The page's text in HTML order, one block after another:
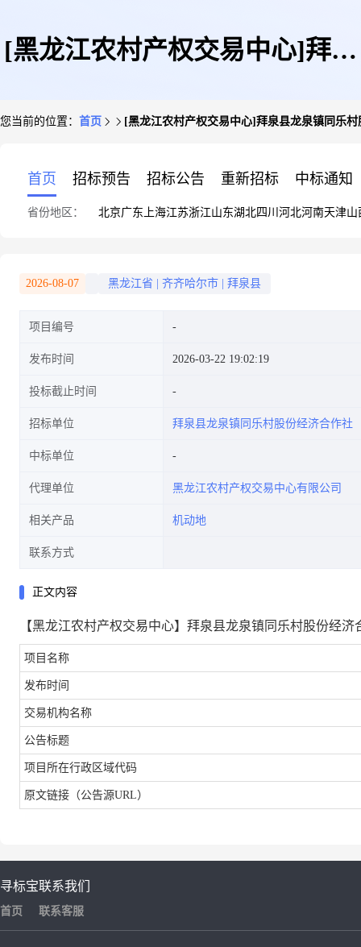
[黑龙江农村产权交易中心]拜泉
您当前的位置： 首页 [黑龙江农村产权交易中心]拜泉县龙泉镇同乐
首页 招标预告 招标公告 重新招标 中标通知
省份地区： 北京广东 上海江苏浙江山东湖北四川 河北河南天津山
2026-08-07 黑龙江省 齐齐哈尔市 拜泉县
项目编号
发布时间 2026-03-22 19:02:19
投标截止时间
招标单位 拜泉县龙泉镇同乐村股份经济合作社
中标单位
代理单位 黑龙江农村产权交易中心有限公司
相关产品 机动地
联系方式
正文内容
【黑龙江农村产权交易中心】拜泉县龙泉镇同乐村股份经
项目名称
发布时间
交易机构名称
公告标题
项目所在行政区域代码
原文链接（公告源URL）
寻标宝
首页
联系我们
联系客服